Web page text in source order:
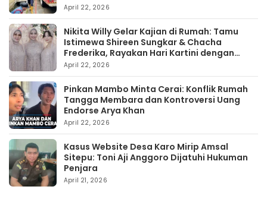
April 22, 2026
Nikita Willy Gelar Kajian di Rumah: Tamu
Istimewa Shireen Sungkar & Chacha
Frederika, Rayakan Hari Kartini dengan
Kehangatan
April 22, 2026
Pinkan Mambo Minta Cerai: Konflik Rumah
Tangga Membara dan Kontroversi Uang
Endorse Arya Khan
April 22, 2026
Kasus Website Desa Karo Mirip Amsal
Sitepu: Toni Aji Anggoro Dijatuhi Hukuman
Penjara
April 21, 2026